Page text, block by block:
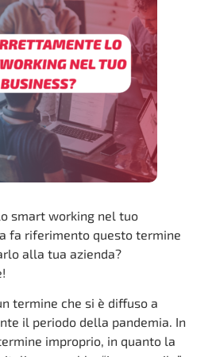
smart working nel tuo
fa riferimento questo termine
alla tua azienda?
termine che si è diffuso a
il periodo della pandemia. In
improprio, in quanto la